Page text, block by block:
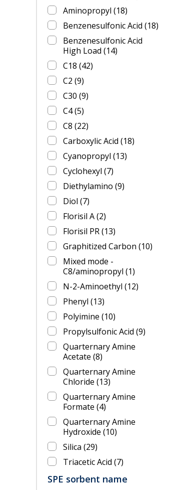
Aminopropyl (18)
Benzenesulfonic Acid (18)
Benzenesulfonic Acid
High Load (14)
C18 (42)
C2 (9)
C30 (9)
C4(5)
C8 (22)
Carboxylic Acid (18)
Cyanopropyl (13)
Cyclohexyl (7)
Diethylamino (9)
Diol (7)
Florisil A(2)
Florisil PR(13)
Graphitized Carbon (10)
Mixed mode -
C8/aminopropyl (1)
N-2-Aminoethyl (12)
Phenyl (13)
Polyimine (10)
Propylsulfonic Acid (9)
Quarternary Amine
Acetate (8)
Quarternary Amine
Chloride (13)
Quarternary Amine
Formate (4)
Quarternary Amine
Hydroxide (10)
Silica (29)
Triacetic Acid (7)
SPE sorbent name